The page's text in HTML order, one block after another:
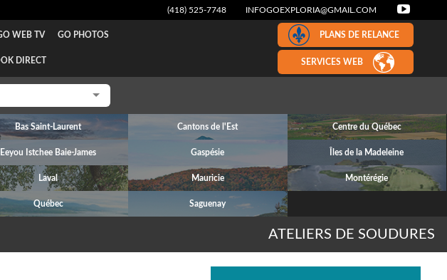
(418) 525-7748 INFOGOEXPLORIA@GMAIL.COM
WEB TV GO PHOTOS
DIRECT
PLANS DE RELANCE
SERVICES WEB
Bas Saint-Laurent Cantons de l'Est Centre du Québec
Eeyou Istchee Baie-James Gaspésie Îles de la Madeleine
Laval Mauricie Montérégie
Québec Saguenay
ATELIERS DE SOUDURES